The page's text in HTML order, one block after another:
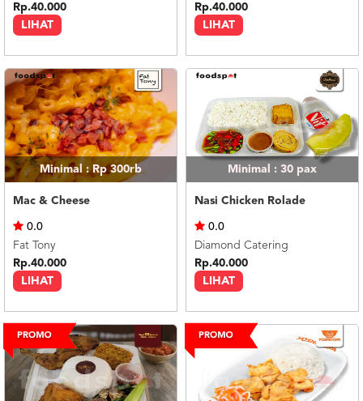
LIHAT
Rp.40.000
LIHAT
Rp.40.000
Minimal : Rp 300rb
Mac & Cheese
LIHAT
0.0
Fat Tony
Rp.40.000
Minimal : 30 pax
Nasi Chicken Rolade
LIHAT
0.0
Diamond Catering
Rp.40.000